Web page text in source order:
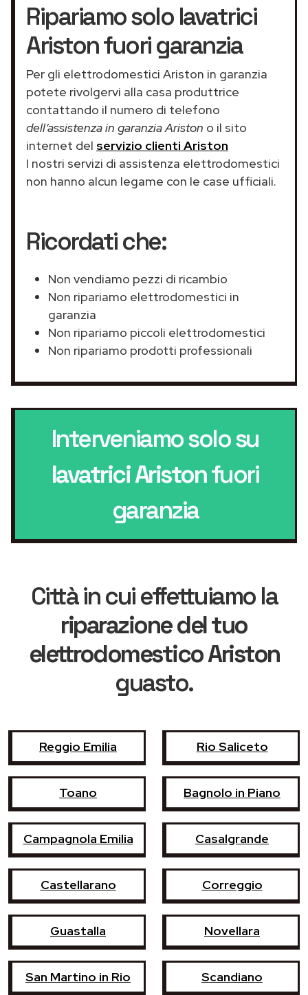
Ripariamo solo lavatrici
Ariston fuori garanzia
Per gli elettrodomestici Ariston in garanzia
potete rivolgervi alla casa produttrice
contattando il numero di telefono
dell’assistenza in garanzia Ariston o il sito
internet del servizio clienti Ariston
I nostri servizi di assistenza elettrodomestici
non hanno alcun legame con le case ufficiali.
Ricordati che:
Non vendiamo pezzi di ricambio
Non ripariamo elettrodomestici in
garanzia
Non ripariamo piccoli elettrodomestici
Non ripariamo prodotti professionali
Interveniamo solo su
lavatrici Aristonfuori
garanzia
Città in cui effettuiamo la
riparazione del tuo
elettrodomestico Ariston
guasto.
Reggio Emilia Rio Saliceto
Toano Bagnolo in Piano
Campagnola Emilia Casalgrande
Castellarano Correggio
Guastalla Novellara
San Martino in Rio Scandiano